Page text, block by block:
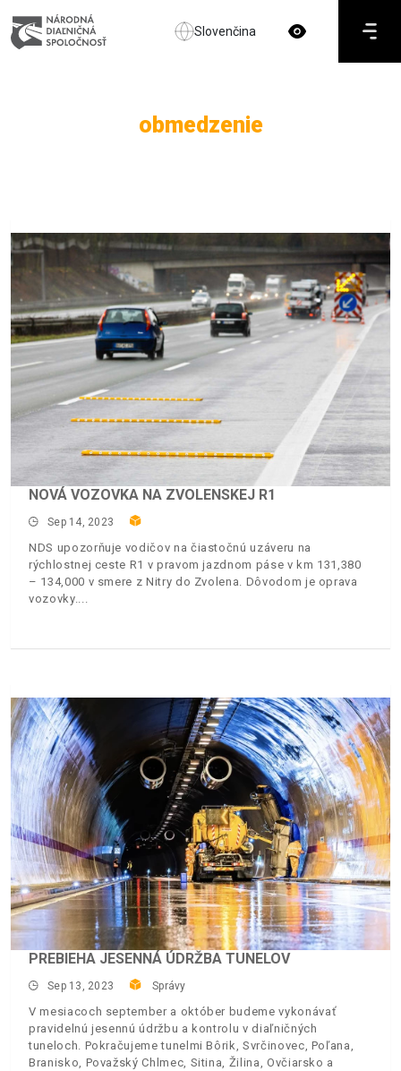
Slovenčina
obmedzenie
NOVÁ VOZOVKA NA ZVOLENSKEJ R1
Sep 14, 2023
NDS upozorňuje vodičov na čiastočnú uzáveru na
rýchlostnej ceste R1 v pravom jazdnom páse v km 131,380
– 134,000 v smere z Nitry do Zvolena. Dôvodom je oprava
vozovky.
PREBIEHA JESENNÁ ÚDRŽBA TUNELOV
Sep 13, 2023 Správy
V mesiacoch september a október budeme vykonávať
pravidelnú jesennú údržbu a kontrolu v diaľničných
tuneloch. Pokračujeme tunelmi Bôrik, Svrčinovec, Poľana,
Branisko, Považský Chlmec, Sitina, Žilina, Ovčiarsko a